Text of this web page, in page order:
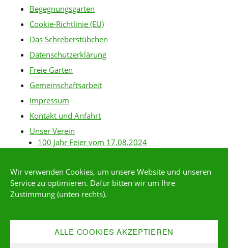
Wir verwenden Cookies, um unsere Website und unseren
Service zu optimieren. Dafür bitten wir um Ihre
Zustimmung (unten rechts).
ALLE COOKIES AKZEPTIEREN
Begegnungsgarten
Cookie-Richtlinie (EU)
Das Schreberstübchen
Datenschutzerklärung
Freie Gärten
Gemeinschaftsarbeit
Impressum
Kontakt und Anfahrt
Unser Verein
100 Jahr Feier vom 17.08.2024
Gartenanlagen
Gartenordnung
Kleingärtner*in werden
Mitgliederservice